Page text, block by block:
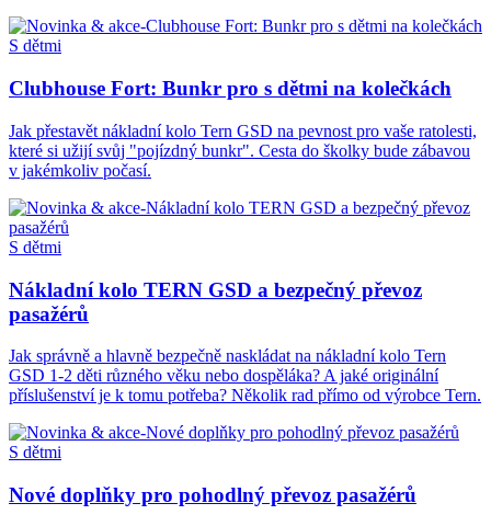
S dětmi
Clubhouse Fort: Bunkr pro s dětmi na kolečkách
Jak přestavět nákladní kolo Tern GSD na pevnost pro vaše ratolesti,
které si užijí svůj "pojízdný bunkr". Cesta do školky bude zábavou
v jakémkoliv počasí.
S dětmi
Nákladní kolo TERN GSD a bezpečný převoz
pasažérů
Jak správně a hlavně bezpečně naskládat na nákladní kolo Tern
GSD 1-2 děti různého věku nebo dospěláka? A jaké originální
příslušenství je k tomu potřeba? Několik rad přímo od výrobce Tern.
S dětmi
Nové doplňky pro pohodlný převoz pasažérů